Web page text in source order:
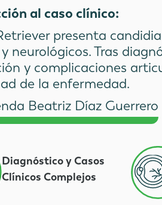
al caso clínico:
presenta
neurológicos. Tras
y complicaciones
de la enfermedad.
Beatriz Díaz Guerrero
Diagnóstico y Casos
Clínicos Complejos